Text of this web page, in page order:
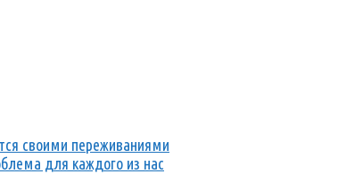
своими переживаниями
для каждого из нас